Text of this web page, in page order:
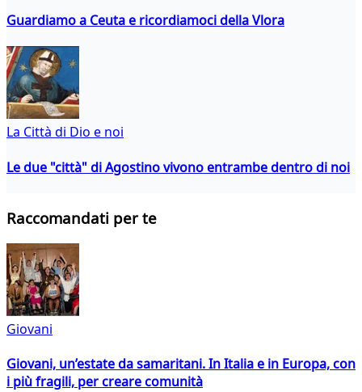
Guardiamo a Ceuta e ricordiamoci della Vlora
La Città di Dio e noi
Le due "città" di Agostino vivono entrambe dentro di noi
Raccomandati per te
Giovani
Giovani, un’estate da samaritani. In Italia e in Europa, con
i più fragili, per creare comunità